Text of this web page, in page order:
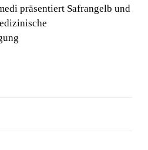
Mallorca bis Mykonos:
Style-Guide für
Top-Destinationen
präsentiert Safrangelb und